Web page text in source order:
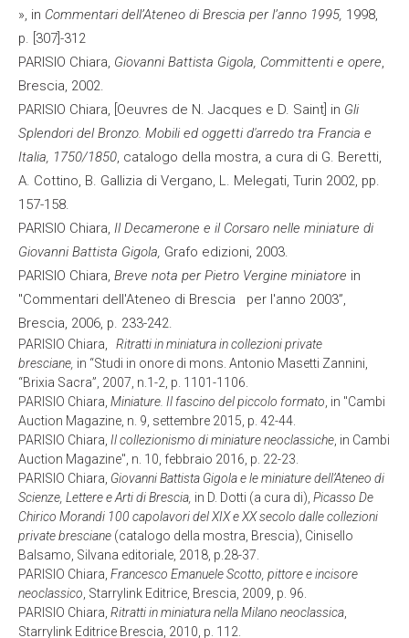
», in Commentari dell’Ateneo di Brescia per l’anno 1995, 1998,
p. [307]-312
PARISIO Chiara, Giovanni Battista Gigola, Committenti e opere,
Brescia, 2002.
PARISIO Chiara, [Oeuvres de N. Jacques e D. Saint] in Gli
Splendori del Bronzo. Mobili ed oggetti d'arredo tra Francia e
Italia, 1750/1850, catalogo della mostra, a cura di G. Beretti,
A. Cottino, B. Gallizia di Vergano, L. Melegati, Turin 2002, pp.
157-158.
PARISIO Chiara, Il Decamerone e il Corsaro nelle miniature di
Giovanni Battista Gigola, Grafo edizioni, 2003.
PARISIO Chiara, Breve nota per Pietro Vergine miniatore in
"Commentari dell'Ateneo di Brescia per l'anno 2003”,
Brescia, 2006, p. 233-242.
PARISIO Chiara,
Ritratti in miniatura in collezioni private
bresciane, in “Studi in onore di mons. Antonio Masetti Zannini,
“Brixia Sacra”, 2007, n.1-2, p. 1101-1106.
PARISIO Chiara, Miniature. Il fascino del piccolo formato , in "Cambi
Auction Magazine, n. 9, settembre 2015, p. 42-44.
PARISIO Chiara, Il collezionismo di miniature neoclassiche , in Cambi
Auction Magazine", n. 10, febbraio 2016, p. 22-23.
PARISIO Chiara, Giovanni Battista Gigola e le miniature dell’Ateneo di
Scienze, Lettere e Arti di Brescia, in D. Dotti (a cura di), Picasso De
Chirico Morandi 100 capolavori del XIX e XX secolo dalle collezioni
private bresciane (catalogo della mostra, Brescia), Cinisello
Balsamo, Silvana editoriale, 2018, p.28-37.
PARISIO Chiara, Francesco Emanuele Scotto, pittore e incisore
neoclassico , Starrylink Editrice, Brescia, 2009, p. 96.
PARISIO Chiara, Ritratti in miniatura nella Milano neoclassica
Starrylink Editrice Brescia, 2010, p. 112.